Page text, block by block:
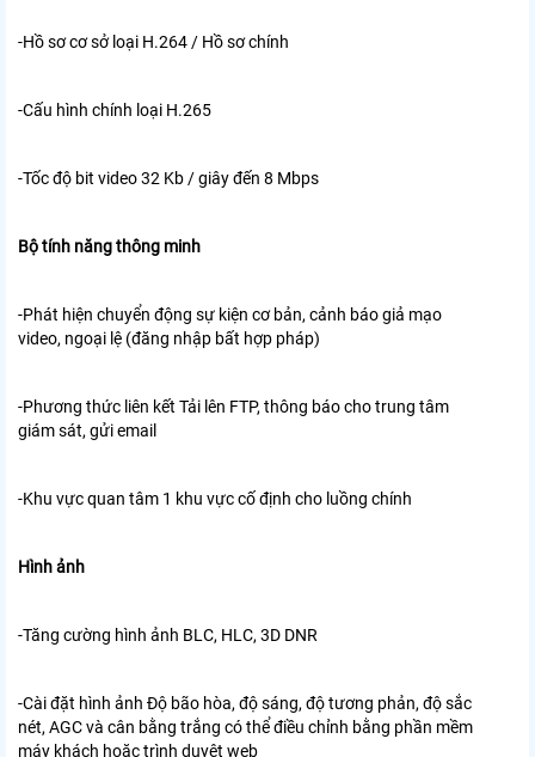
-Hồ sơ cơ sở loại H.264 / Hồ sơ chính
-Cấu hình chính loại H.265
-Tốc độ bit video 32 Kb / giây đến 8 Mbps
Bộ tính năng thông minh
-Phát hiện chuyển động sự kiện cơ bản, cảnh báo giả mạo
video, ngoại lệ (đăng nhập bất hợp pháp)
-Phương thức liên kết Tải lên FTP, thông báo cho trung tâm
giám sát, gửi email
-Khu vực quan tâm 1 khu vực cố định cho luồng chính
Hình ảnh
-Tăng cường hình ảnh BLC, HLC, 3D DNR
-Cài đặt hình ảnh Độ bão hòa, độ sáng, độ tương phản, độ sắc
nét, AGC và cân bằng trắng có thể điều chỉnh bằng phần mềm
máy khách hoặc trình duyệt web